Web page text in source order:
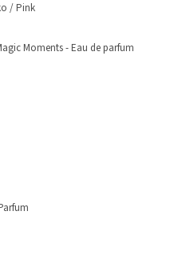
/ Pink
Moments - Eau de parfum